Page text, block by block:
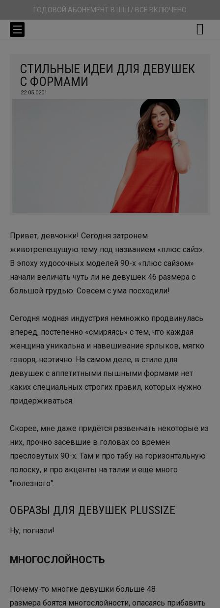
ГОДОВОЙ АБОНЕМЕНТ В ШШ / ВСЁ ВКЛЮЧЕНО
СТИЛЬНЫЕ ИДЕИ ДЛЯ ДЕВУШЕК
С ФОРМАМИ
22.05.0201
Привет, девчонки! Сегодня затронем
животрепещущую тему под названием «плюс сайз».
В эпоху худосочных моделей 90-х «плюс сайзом»
начали величать чуть ли не девушек 46 размера с
большой грудью. Совсем с ума посходили!
Сегодня модная индустрия немножко продвинулась
вперед, постепенно «смиряясь» с тем, что каждая
женщина уникальна и навешивание ярлыков, мягко
говоря, неэтично. На самом деле, в стиле для
девушек с аппетитными пышными формами нет
каких специальных строгих правил, которых нужно
придерживаться.
Скорее, мне даже придётся развенчать некоторые из
них, прочно засевшие в головах со времен
пресловутых 90-х. Там и про табу на горизонтальную
полоску, и про акценты на талии и ещё много
"полезного".
ОБРАЗЫ ДЛЯ ДЕВУШЕК PLUSSIZE
Ну, погнали!
МНОГОСЛОЙНОСТЬ
Почему-то многие девушки больше 48
размера боятся многослойности, опасаясь прибавить